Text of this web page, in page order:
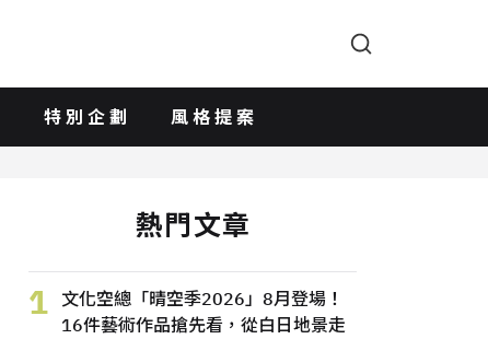
特別企劃 風格提案
熱門文章
1
文化空總「晴空季2026」8月登場！
16件藝術作品搶先看，從白日地景走